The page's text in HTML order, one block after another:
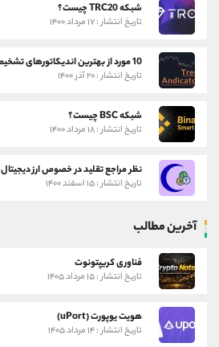
شبکه TRC20 چیست؟
تاریخ انتشار : ۱۷ مرداد ۱۴۰۰
10 مورد از بهترین اندیکاتورهای تشخیص روند
تاریخ انتشار : ۲۰ آذر ۱۴۰۰
شبکه BSC چیست؟
تاریخ انتشار : ۱۸ مرداد ۱۴۰۰
نظر مراجع تقلید در خصوص ارز دیجیتال
تاریخ انتشار : ۱۵ اسفند ۱۴۰۰
آخرین مطالب
فناوری کریپتونوت
تاریخ انتشار : ۱۵ مرداد ۱۴۰۵
هویت یوپورت (uPort)
تاریخ انتشار : ۱۴ مرداد ۱۴۰۵